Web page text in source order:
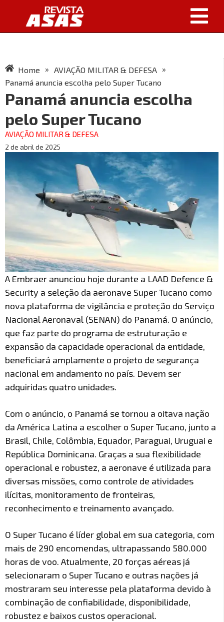
Home » AVIAÇÃO MILITAR & DEFESA »
Panamá anuncia escolha pelo Super Tucano
Panamá anuncia escolha
pelo Super Tucano
AVIAÇÃO MILITAR & DEFESA
2 de abril de 2025
A Embraer anunciou hoje durante a LAAD Defence &
Security a seleção da aeronave Super Tucano como
nova plataforma de vigilância e proteção do Serviço
Nacional Aeronaval (SENAN) do Panamá. O anúncio,
que faz parte do programa de estruturação e
expansão da capacidade operacional da entidade,
beneficiará amplamente o projeto de segurança
nacional em andamento no país. Devem ser
adquiridas quatro unidades.
Com o anúncio, o Panamá se tornou a oitava nação
da América Latina a escolher o Super Tucano, junto a
Brasil, Chile, Colômbia, Equador, Paraguai, Uruguai e
República Dominicana. Graças a sua flexibilidade
operacional e robustez, a aeronave é utilizada para
diversas missões, como controle de atividades
ilícitas, monitoramento de fronteiras,
reconhecimento e treinamento avançado.
O Super Tucano é líder global em sua categoria, com
mais de 290 encomendas, ultrapassando 580.000
horas de voo. Atualmente, 20 forças aéreas já
selecionaram o Super Tucano e outras nações já
mostraram seu interesse pela plataforma devido à
combinação de confiabilidade, disponibilidade,
robustez e baixos custos operacional.